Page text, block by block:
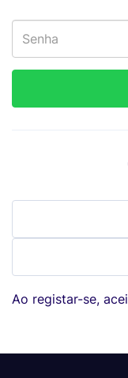
Ao registar-se,